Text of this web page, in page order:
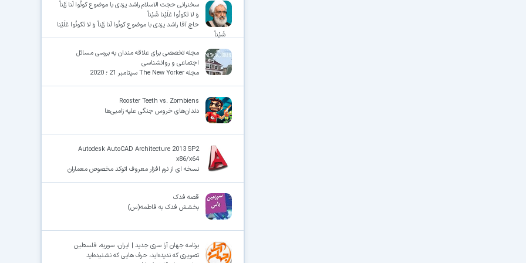
سخنرانی حجت الاسلام راشد یزدی با موضوع کونُوا لَنا زَیْناً
وَ لا تَکونُوا عَلَیْنا شَیْناً
حاج آقا راشد یزدی با موضوع کونُوا لَنا زَیْناً وَ لا تَکونُوا عَلَیْنا
شَیْناً
مجله تخصصی برای علاقه مندان به بررسی مسائل
اجتماعی و روانشناسی
مجله The New Yorker سپتامبر 21 ؛ 2020
Rooster Teeth vs. Zombiens
دندان‌های خروس جنگی علیه زامبی‌ها
Autodesk AutoCAD Architecture 2013 SP2
x86/x64
نسخه ای از نرم افزار معروف اتوکد مخصوص معماران
قصه فدک
بخشش فدک به فاطمه(س)
برنامه جهان آرا سری جدید | ایران، سوریه، فلسطین
تصویری که ندیده‌اید، حرف هایی که نشنیده‌اید